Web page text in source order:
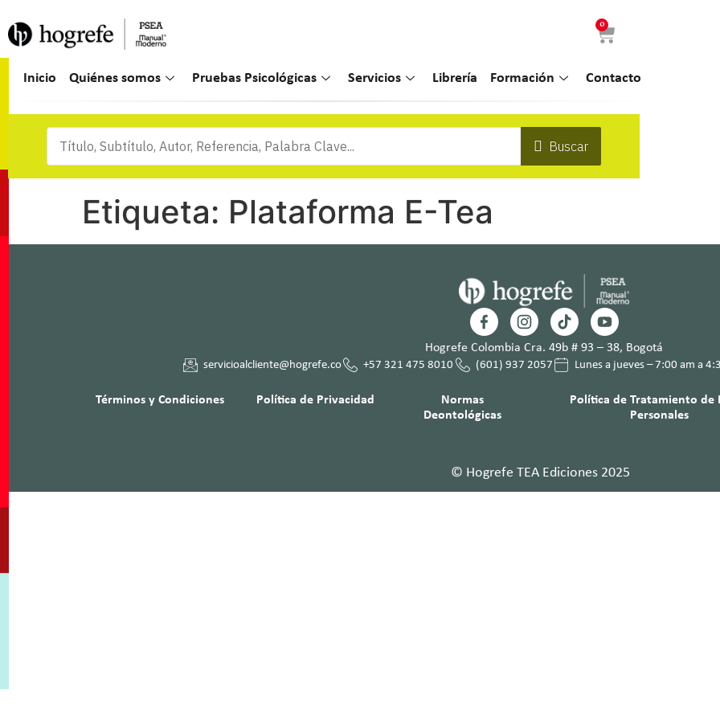
0
Inicio Quiénes somos Pruebas Psicológicas Servicios Librería Formación Contacto
Buscar
Etiqueta: Plataforma E-Tea
Hogrefe Colombia Cra. 49b # 93 – 38, Bogotá
servicioalcliente@hogrefe.co +57 321 475 8010 (601) 937 2057 Lunes a jueves – 7:00 am a
Términos y Condiciones Política de Privacidad
Normas
Deontológicas
Política de Tratamiento de
Personales
© Hogrefe TEA Ediciones 2025